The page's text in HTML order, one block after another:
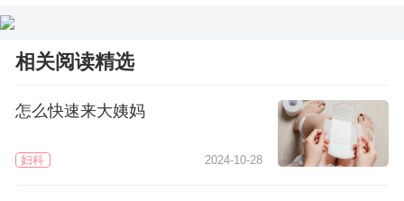
相关阅读精选
怎么快速来大姨妈
妇科 2024-10-28